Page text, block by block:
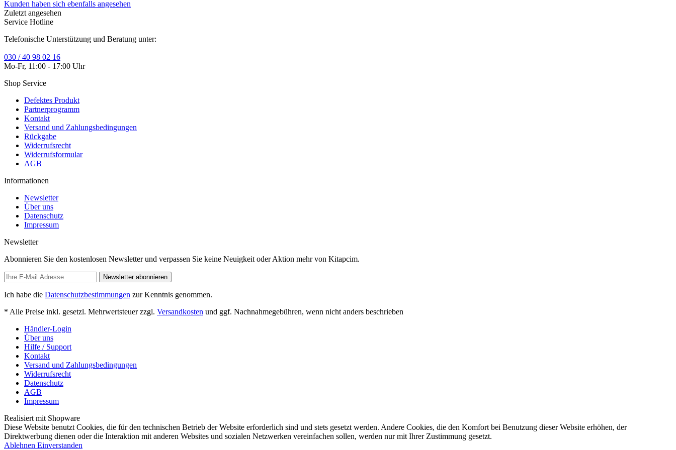
Kunden haben sich ebenfalls angesehen
Zuletzt angesehen
Service Hotline
Telefonische Unterstützung und Beratung unter:
030 / 40 98 02 16
Mo-Fr, 11:00 - 17:00 Uhr
Shop Service
Defektes Produkt
Partnerprogramm
Kontakt
Versand und Zahlungsbedingungen
Rückgabe
Widerrufsrecht
Widerrufsformular
AGB
Informationen
Newsletter
Über uns
Datenschutz
Impressum
Newsletter
Abonnieren Sie den kostenlosen Newsletter und verpassen Sie keine Neuigkeit oder Aktion mehr von Kitapcim.
Newsletter abonnieren
Ich habe die Datenschutzbestimmungen zur Kenntnis genommen.
* Alle Preise inkl. gesetzl. Mehrwertsteuer zzgl. Versandkosten und ggf. Nachnahmegebühren, wenn nicht anders beschrieben
Händler-Login
Über uns
Hilfe / Support
Kontakt
Versand und Zahlungsbedingungen
Widerrufsrecht
Datenschutz
AGB
Impressum
Realisiert mit Shopware
Diese Website benutzt Cookies, die für den technischen Betrieb der Website erforderlich sind und stets gesetzt werden. Andere Cookies, die den Komfort bei Benutzung dieser Website erhöhen, der
Direktwerbung dienen oder die Interaktion mit anderen Websites und sozialen Netzwerken vereinfachen sollen, werden nur mit Ihrer Zustimmung gesetzt.
Ablehnen Einverstanden